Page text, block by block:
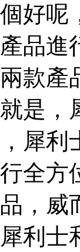
好呢
品進
款產
是
犀利
全方
，
利士